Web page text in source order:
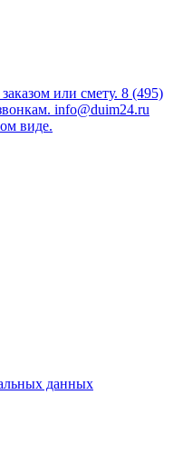
или смету. 8 (495)
info@duim24.ru
виде.
данных